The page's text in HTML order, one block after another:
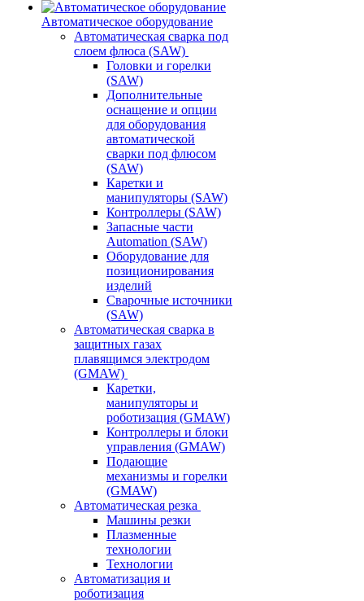
Автоматическое оборудование
Автоматическая сварка под
слоем флюса (SAW)
Головки и горелки
(SAW)
Дополнительные
оснащение и опции
для оборудования
автоматической
сварки под флюсом
(SAW)
Каретки и
манипуляторы (SAW)
Контроллеры (SAW)
Запасные части
Automation (SAW)
Оборудование для
позиционирования
изделий
Сварочные источники
(SAW)
Автоматическая сварка в
защитных газах
плавящимся электродом
(GMAW)
Каретки,
манипуляторы и
роботизация (GMAW)
Контроллеры и блоки
управления (GMAW)
Подающие
механизмы и горелки
(GMAW)
Автоматическая резка
Машины резки
Плазменные
технологии
Технологии
Автоматизация и
роботизация